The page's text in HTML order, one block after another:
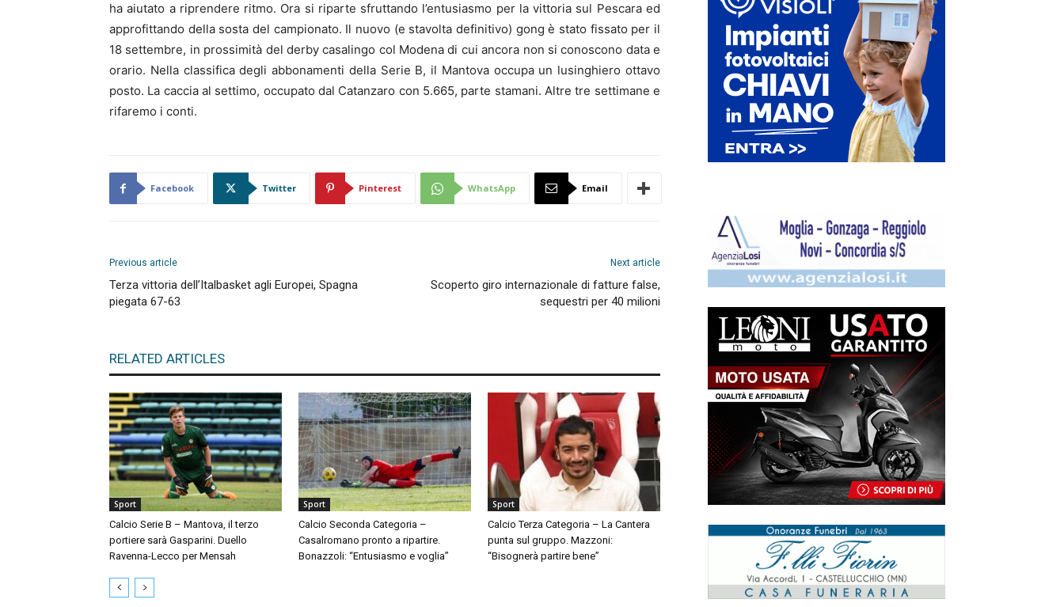
ha aiutato a riprendere ritmo. Ora si riparte sfruttando l’entusiasmo per la vittoria sul Pescara ed
approfittando della sosta del campionato. Il nuovo (e stavolta definitivo) gong è stato fissato per il
18 settembre, in prossimità del derby casalingo col Modena di cui ancora non si conoscono data e
orario. Nella classifica degli abbonamenti della Serie B, il Mantova occupa un lusinghiero ottavo
posto. La caccia al settimo, occupato dal Catanzaro con 5.665, parte stamani. Altre tre settimane e
rifaremo i conti.
Facebook Twitter Pinterest WhatsApp Email
Previous article
Terza vittoria dell’Italbasket agli Europei, Spagna
piegata 67-63
Next article
Scoperto giro internazionale di fatture false,
sequestri per 40 milioni
RELATED ARTICLES
Sport
Calcio Serie B – Mantova, il terzo
portiere sarà Gasparini. Duello
Ravenna-Lecco per Mensah
Sport
Calcio Seconda Categoria –
Casalromano pronto a ripartire.
Bonazzoli: “Entusiasmo e voglia”
Sport
Calcio Terza Categoria – La Cantera
punta sul gruppo. Mazzoni:
“Bisognerà partire bene”